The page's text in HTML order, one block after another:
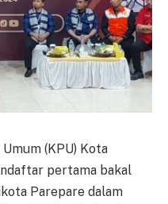
(KPU) Kota
pertama bakal
Parepare dalam